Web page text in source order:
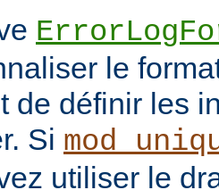
le
de définir les
Si
utiliser le